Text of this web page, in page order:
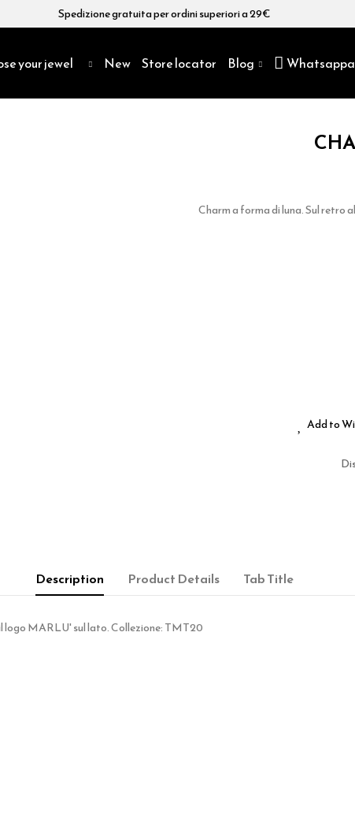
Spedizione gratuita per ordini superiori a 29€
your jewel New Store locator Blog
Charm a forma di luna. Sul retro
Add to
Description Product Details Tab Title
logo MARLU' sul lato. Collezione: TMT20